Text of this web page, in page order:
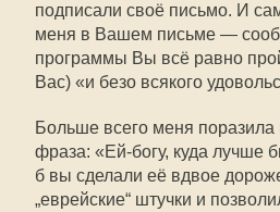
подписали своё письмо. И
меня в Вашем письме —
программы Вы всё равно
Вас) «и безо всякого
Больше всего меня
фраза: «Ей-богу, куда лучше
б вы сделали её вдвое
„еврейские“ штучки и